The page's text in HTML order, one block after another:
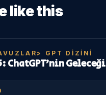
like this
GPT DIZINI
ChatGPT’nin Geleceği